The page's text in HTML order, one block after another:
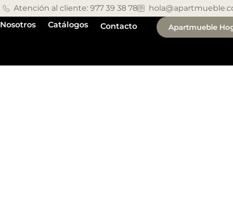
Atención al cliente: 977 39 38 78
Nosotros Catálogos Contacto Apartmueble